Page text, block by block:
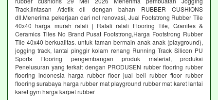
Track,lintasan Atletik dll dengan bahan RUBBER CUSHIONS
dll.Menerima pekerjaan dari nol renovasi, Jual Footstrong Rubber Tile
40x40 harga murah ralali | Ralali ralali Flooring Tile, Granites &
Ceramics Tiles No Brand Pusat Footstrong,Harga Footstrong Rubber
Tile 40x40 berkualitas. untuk taman bermain anak anak (playground),
jogging track, lantai pinggir kolam renang Running Track Silicon PU
Sports Flooring pengembangan produk material, produksi
Penelusuran yang terkait dengan PRODUSEN rubber flooring rubber
flooring indonesia harga rubber floor jual beli rubber floor rubber
flooring surabaya harga rubber mat playground rubber mat karet lantai
karet gym harga karpet rubber